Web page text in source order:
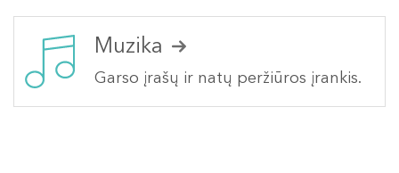
Muzika
Garso įrašų ir natų peržiūros įrankis.